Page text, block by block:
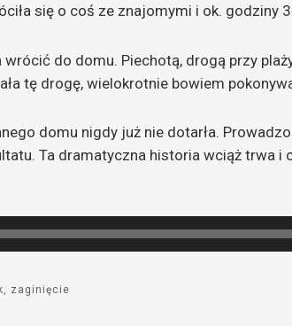
się o coś ze znajomymi i ok. godziny
wrócić do domu. Piechotą, drogą przy
tę drogę, wielokrotnie bowiem
domu nigdy już nie dotarła.
Ta dramatyczna historia wciąż trwa i
zaginięcie